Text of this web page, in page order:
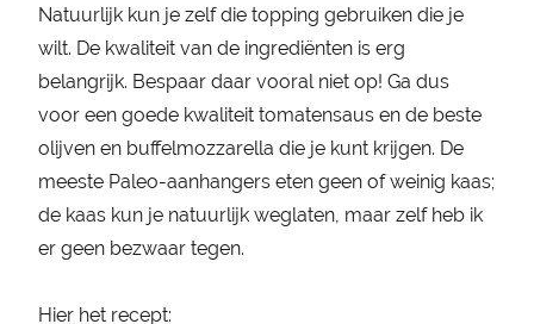
Natuurlijk kun je zelf die topping gebruiken die je
wilt. De kwaliteit van de ingrediënten is erg
belangrijk. Bespaar daar vooral niet op! Ga dus
voor een goede kwaliteit tomatensaus en de beste
olijven en buffelmozzarella die je kunt krijgen. De
meeste Paleo-aanhangers eten geen of weinig kaas;
de kaas kun je natuurlijk weglaten, maar zelf heb ik
er geen bezwaar tegen.
Hier het recept: